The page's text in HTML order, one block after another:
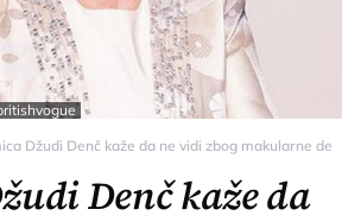
Džudi Denč kaže da ne vidi zbog makularne
Denč kaže da